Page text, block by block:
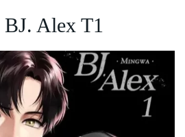
Alex T1